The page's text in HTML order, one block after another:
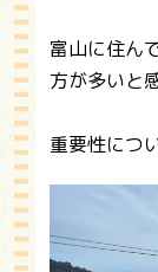
富山に住ん
方が多いと
重要性につ